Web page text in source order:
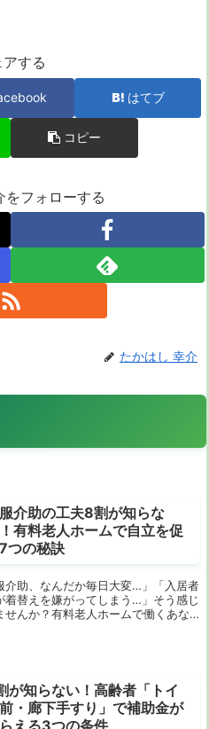
アする
はてブ
コピー
をフォローする
たかはし 幸介
介助の工夫8割が知らな
有料老人ホームで自立を促
つの秘訣
介助、なんだか毎日大変…」「入居者
着替えを嫌がってしまう…」そう感じ
せんか？有料老人ホームで働くあな
が知らない！高齢者「トイ
・廊下手すり」で補助金が
える3つの条件